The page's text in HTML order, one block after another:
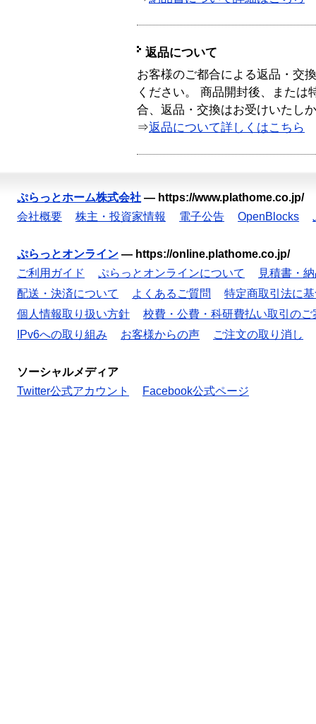
返品について
お客様のご都合による返品・交
ください。 商品開封後、または
合、返品・交換はお受けいたし
⇒返品について詳しくはこちら
ぷらっとホーム株式会社 — https://www.plathome.co.jp/
会社概要
株主・投資家情報 電子公告 OpenBlocks
ぷらっとオンライン — https://online.plathome.co.jp/
ご利用ガイド
ぷらっとオンラインについて
見積書・
配送・決済について
よくあるご質問
特定商取引法に
個人情報取り扱い方針
校費・公費・科研費払い取引のご
IPv6への取り組み
お客様からの声 ご注文の取り消し
ソーシャルメディア
Twitter公式アカウント
Facebook公式ページ